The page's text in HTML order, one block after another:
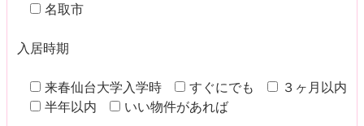
名取市
入居時期
来春仙台大学入学時 すぐにでも
３ヶ月以内
半年以内
いい物件があれば